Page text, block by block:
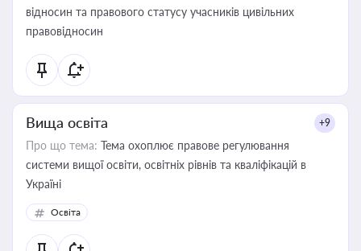
відносин та правового статусу учасників цивільних
правовідносин
Вища освіта +9
Про що тема: Тема охоплює правове регулювання
системи вищої освіти, освітніх рівнів та кваліфікацій в
Україні
Освіта